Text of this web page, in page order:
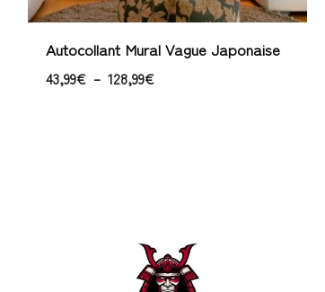
Autocollant Mural Vague Japonaise
43,99€ – 128,99€